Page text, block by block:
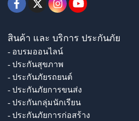
สินค้า และ บริการ ประกันภัย
- อบรมออนไลน์
- ประกันสุขภาพ
- ประกันภัยรถยนต์
- ประกันภัยการขนส่ง
- ประกันกลุ่มนักเรียน
- ประกันภัยการก่อสร้าง